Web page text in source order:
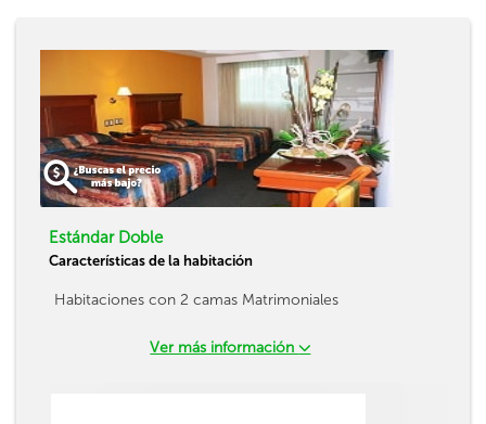
Estándar Doble
Características de la habitación
Habitaciones con 2 camas Matrimoniales
Ver más información